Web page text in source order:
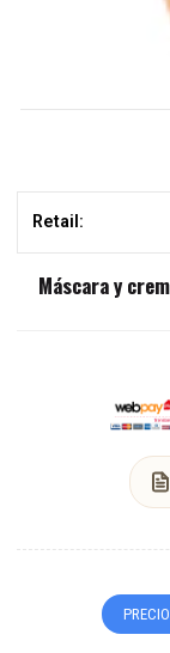
Retail:
Máscara y